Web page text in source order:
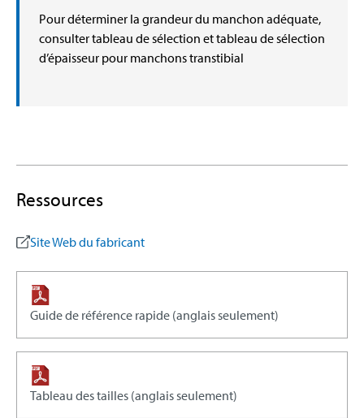
Pour déterminer la grandeur du manchon adéquate,
consulter tableau de sélection et tableau de sélection
d’épaisseur pour manchons transtibial
Ressources
Site Web du fabricant
Guide de référence rapide (anglais seulement)
Tableau des tailles (anglais seulement)